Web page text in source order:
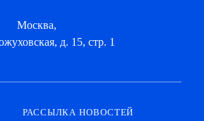
Москва,
д. 15, стр. 1
РАССЫЛКА НОВОСТЕЙ